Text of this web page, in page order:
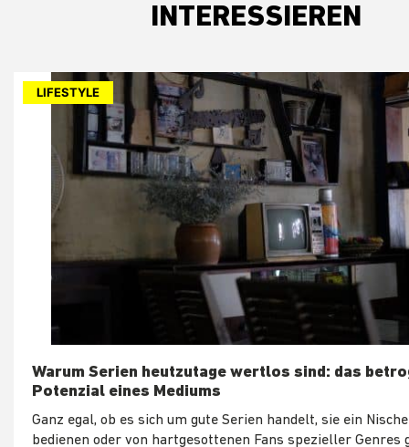
INTERESSIEREN
LIFESTYLE
Warum Serien heutzutage wertlos sind: das
Potenzial eines Mediums
Ganz egal, ob es sich um gute Serien handelt, sie ein
bedienen oder von hartgesottenen Fans spezieller Genres